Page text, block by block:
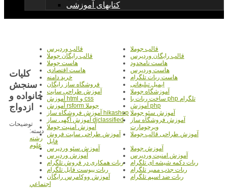
کتابهای آموزشی
قالب جوملا
قالب وردپرس
قالب رایگان وردپرس
قالب رایگان جوملا
هاست نامحدود
هاست جوملا
هاست وردپرس
هاست اقتصادی
هاست ربات تلگرام
خرید دامنه
ایمیل تبلیغاتی
فروشگاه ساز رایگان
آموزشگاه جوملا
آموزش طراحی سایت
ساخت ربات با php تلگرام
آموزش html و css
آموزش php
آموزش rsform جوملا
آموزش سئو جوملا آموزش فروشگاه ساز hikashop
آموزش فروشگاه ساز
ویرچومارت
آموزش آگهی ساز djclassified
آموزش امنیت جوملا
آموزش طراحی قالب جوملا
آموزش طراحی سایت فروش
فایل
آموزش جوملا
آموزش سئو وردپرس
آموزش امنیت وردپرس
آموزش وردپرس
ربات دکمه شیشه ای تلگرام
ربات همکاری در فروش تلگرام
ربات جذب ممبر تلگرام
ربات پیوست فایل تلگرام
ربات ضد اسپم تلگرام
آموزش ووکامرس رایگان
کلیات
سنجش
خانواده و
ازدواج
توضیحات
دسته:
رشته
علوم
اجتماعي